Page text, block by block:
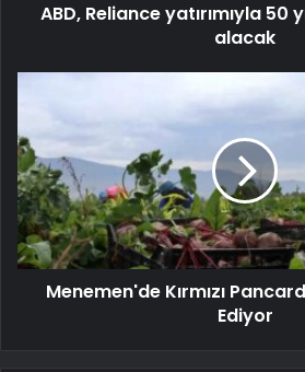
ABD, Reliance yatırımıyla 50
alacak
Menemen'de Kırmızı
Ediyor